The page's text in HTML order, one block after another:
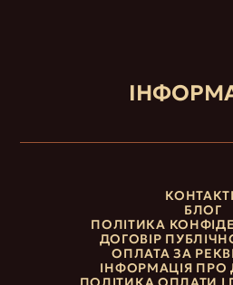
БЛОГ
ПОЛІТИКА
ДОГОВІР
ОПЛАТА ЗА
ІНФОРМАЦІЯ ПРО